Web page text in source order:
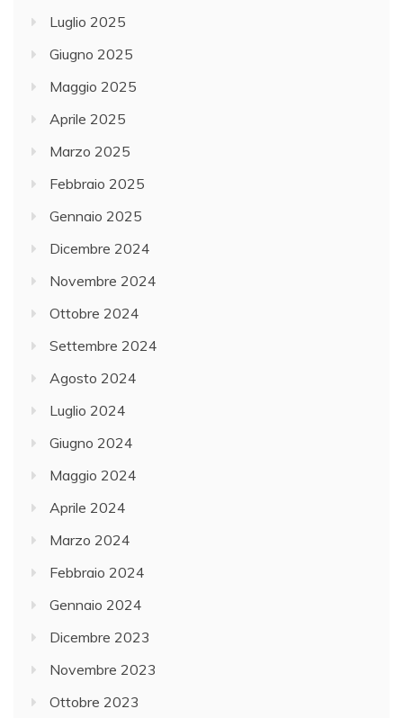
Luglio 2025
Giugno 2025
Maggio 2025
Aprile 2025
Marzo 2025
Febbraio 2025
Gennaio 2025
Dicembre 2024
Novembre 2024
Ottobre 2024
Settembre 2024
Agosto 2024
Luglio 2024
Giugno 2024
Maggio 2024
Aprile 2024
Marzo 2024
Febbraio 2024
Gennaio 2024
Dicembre 2023
Novembre 2023
Ottobre 2023